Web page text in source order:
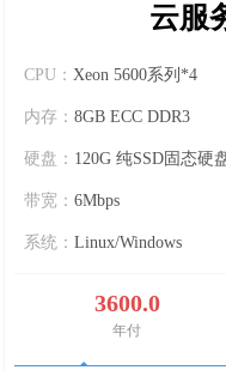
云服
CPU： Xeon 5600系列*4
内存： 8GB ECC DDR3
硬盘： 120G 纯SSD固态硬
带宽： 6Mbps
系统： Linux/Windows
3600.0
年付